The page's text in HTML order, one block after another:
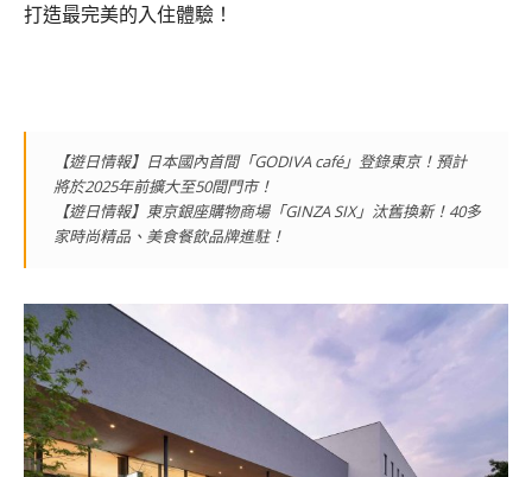
打造最完美的入住體驗！
【遊日情報】日本國內首間「GODIVA café」登錄東京！預計
將於2025年前擴大至50間門市！
【遊日情報】東京銀座購物商場「GINZA SIX」汰舊換新！40多
家時尚精品、美食餐飲品牌進駐！